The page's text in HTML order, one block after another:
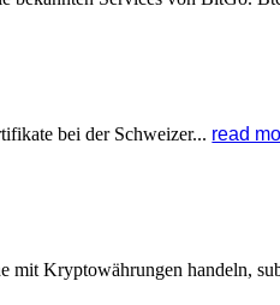
bei der Schweizer... read
Kryptowährungen handeln,